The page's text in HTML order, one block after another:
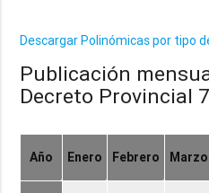
Descargar Polinómicas por tipo
Publicación
Decreto Provincial
Año Enero Febrero Marzo